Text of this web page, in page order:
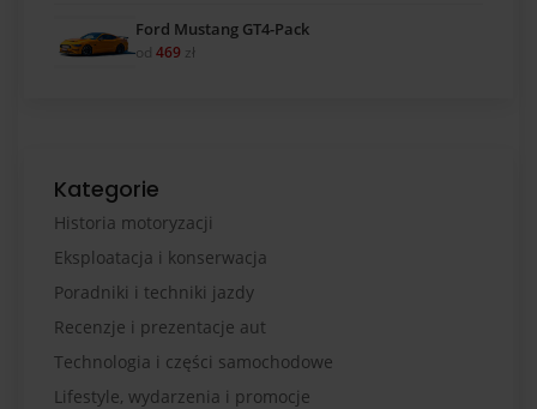
Ford Mustang GT4-Pack
od 469 zł
Kategorie
Historia motoryzacji
Eksploatacja i konserwacja
Poradniki i techniki jazdy
Recenzje i prezentacje aut
Technologia i części samochodowe
Lifestyle, wydarzenia i promocje